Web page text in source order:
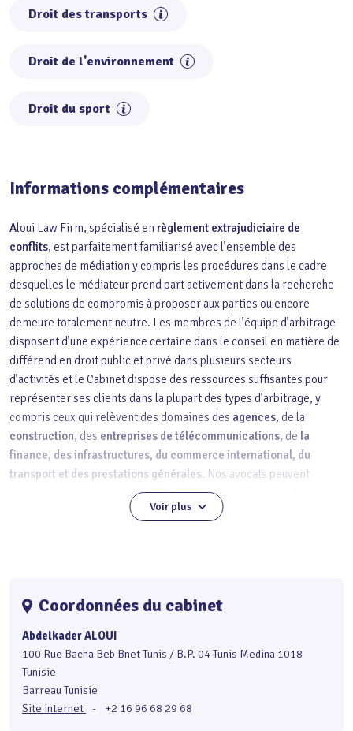
Droit des transports
Droit de l'environnement
Droit du sport
Informations complémentaires
Aloui Law Firm, spécialisé en règlement extrajudiciaire de
conflits, est parfaitement familiarisé avec l’ensemble des
approches de médiation y compris les procédures dans le cadre
desquelles le médiateur prend part activement dans la recherche
de solutions de compromis à proposer aux parties ou encore
demeure totalement neutre. Les membres de l’équipe d’arbitrage
disposent d’une expérience certaine dans le conseil en matière de
différend en droit public et privé dans plusieurs secteurs
d’activités et le Cabinet dispose des ressources suffisantes pour
représenter ses clients dans la plupart des types d’arbitrage, y
compris ceux qui relèvent des domaines des agences, de la
construction, des entreprises de télécommunications, de la
finance, des infrastructures, du commerce international, du
transport et des prestations générales. Nos avocats peuvent
engager et traiter leurs dossiers en anglais, en français et en
Voir plus
Coordonnées du cabinet
Abdelkader ALOUI
100 Rue Bacha Beb Bnet Tunis / B.P. 04 Tunis Medina 1018
Tunisie
Barreau Tunisie
Site internet
- +2 16 96 68 29 68